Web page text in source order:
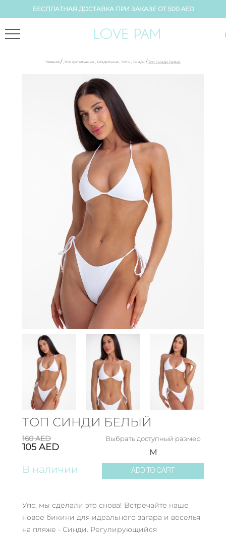
БЕСПЛАТНАЯ ДОСТАВКА ПРИ ЗАКАЗЕ ОТ 500 AED
Главная / , Все купальники , Раздельные , Топы , Синди / Топ Синди Белый
ТОП СИНДИ БЕЛЫЙ
160AED
105 AED
В наличии
Выбрать доступный размер
M
ADD TO CART
Упс, мы сделали это снова! Встречайте наше
новое бикини для идеального загара и веселья
на пляже - Синди. Регулирующийся